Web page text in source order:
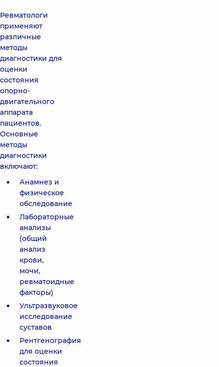
Ревматологи
применяют
различные
методы
диагностики для
оценки
состояния
опорно-
двигательного
аппарата
пациентов.
Основные
методы
диагностики
включают:
Анамнез и
физическое
обследование
Лабораторные
анализы
(общий
анализ
крови,
мочи,
ревматоидные
факторы)
Ультразвуковое
исследование
суставов
Рентгенография
для оценки
состояния